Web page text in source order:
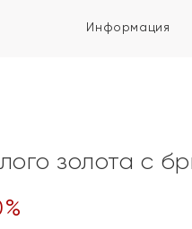
Информация
золота с
%